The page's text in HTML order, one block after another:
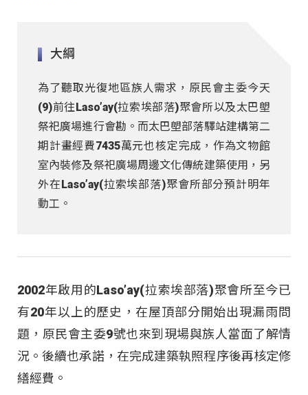
大綱
為了聽取光復地區族人需求，原民會主委今天
(9)前往Laso’ay(拉索埃部落)聚會所以及太巴塱
祭祀廣場進行會勘。而太巴塱部落驛站建構第二
期計畫經費7435萬元也核定完成，作為文物館
室內裝修及祭祀廣場周邊文化傳統建築使用，另
外在Laso’ay(拉索埃部落)聚會所部分預計明年
動工。
2002年啟用的Laso’ay(拉索埃部落)聚會所至今已
有20年以上的歷史，在屋頂部分開始出現漏雨問
題，原民會主委9號也來到現場與族人當面了解情
況。後續也承諾，在完成建築執照程序後再核定修
繕經費。